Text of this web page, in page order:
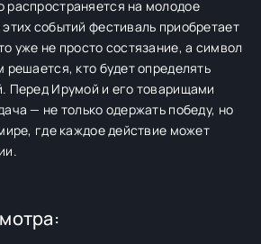
распространяется на молодое
событий фестиваль приобретает
уже не просто состязание, а символ
решается, кто будет определять
Перед Ирумой и его товарищами
— не только одержать победу, но
где каждое действие может